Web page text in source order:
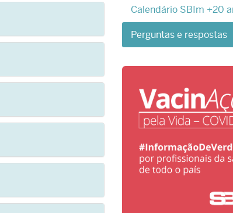
Calendário SBIm +20
Perguntas e respostas